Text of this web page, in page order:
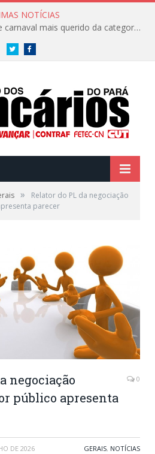
NOTÍCIAS
8 de fevereiro: O bloco de carnaval mais querido da categoria já tem data. Vem pro CarnaBancários 2025!
Twitter
»
Relator do PL da negociação
parecer
negociação
público apresenta
0
DE 2026 GERAIS, NOTÍCIAS